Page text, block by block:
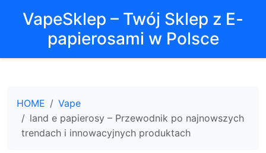
VapeSklep – Twój Sklep z E-
papierosami w Polsce
HOME
Vape
land e papierosy – Przewodnik po najnowszych
trendach i innowacyjnych produktach